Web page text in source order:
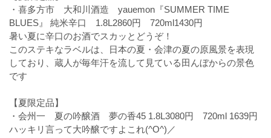
・喜多方市 大和川酒造 yauemon『SUMMER TIME
BLUES』 純米辛口 1.8L2860円 720ml1430円
暑い夏に辛口のお酒でスカッとどうぞ！
このステキなラベルは、日本の夏・会津の夏の原風景を表現
しており、蔵人が毎年汗を流して見ている田んぼからの景色
です
【夏限定品】
・会州一 夏の吟醸酒 夢の香45 1.8L3080円 720ml 1639円
ハッキリ言って大吟醸ですよこれ(^O^)／